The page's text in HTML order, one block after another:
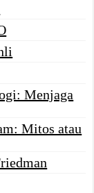
Menjaga
Mitos atau